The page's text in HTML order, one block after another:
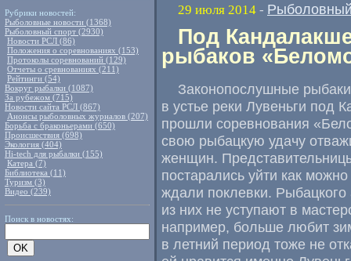
Рубрики новостей:
Рыболовные новости (1368)
Рыболовный спорт (2930)
Новости РСЛ (86)
Положения о соревнованиях (153)
Протоколы соревнований (129)
Отчеты о сревнованиях (211)
Рейтинги (54)
Вокруг рыбалки (1087)
За рубежом (715)
Новости сайта РСЛ (867)
Анонсы рыболовных журналов (207)
Борьба с браконьерами (650)
Происшествия (698)
Экология (404)
Hi-tech для рыбалки (155)
Катера (7)
Библиотека (11)
Туризм (3)
Видео (239)
Поиск в новостях:
29 июля 2014 -
Под
рыбаков
Законопослушные
в устье реки Лувеньги под
прошли соревнования «
свою рыбацкую удачу
женщин.
постарались уйти как
ждали поклевки.
из них не уступают в
например, больше любит
в летний период тоже не